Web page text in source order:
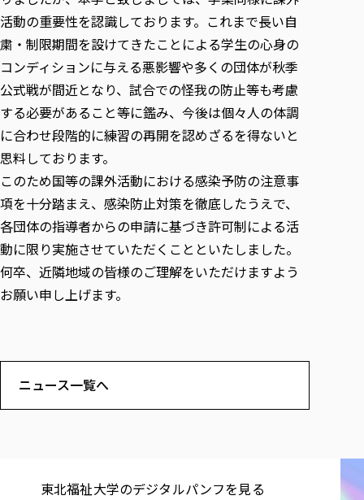
社会人学生の育児支援（一時預かり）
学生総合補償制度
スポーツ傷害保険
活動の重要性を認識しております。これまで長い自
粛・制限期間を設けてきたことによる学生の心身の
コンディションに与える悪影響や多くの団体が秋季
公式戦が間近となり、試合での怪我の防止等も考慮
する必要があること等に鑑み、今後は個々人の体調
に合わせ段階的に練習の再開を認めざるを得ないと
思料しております。
このため国等の課外活動における感染予防の注意事
項を十分踏まえ、感染防止対策を徹底したうえで、
各団体の指導者からの申請に基づき許可制による活
動に限り実施させていただくことといたしました。
何卒、近隣地域の皆様のご理解をいただけますよう
お願い申し上げます。
ニュース一覧へ
東北福祉大学の​デジタルパンフを​見る​